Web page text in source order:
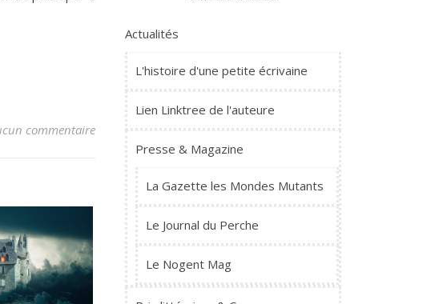
commentaire
Actualités
L'histoire d'une petite écrivaine
Lien Linktree de l'auteure
Presse & Magazine
La Gazette les Mondes Mutants
Le Journal du Perche
Le Nogent Mag